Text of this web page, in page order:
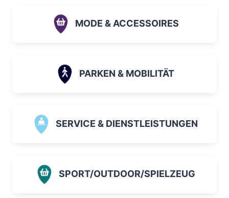
MODE & ACCESSOIRES
PARKEN & MOBILITÄT
SERVICE & DIENSTLEISTUNGEN
SPORT/OUTDOOR/SPIELZEUG